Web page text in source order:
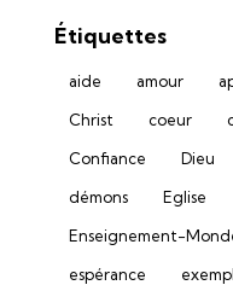
Étiquettes
aide amour
Christ
coeur
Confiance
Dieu
démons
Eglise
Enseignement-
espérance